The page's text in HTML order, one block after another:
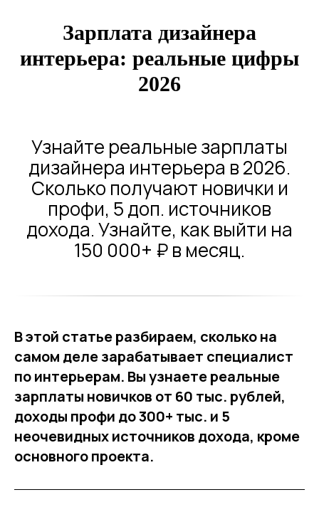
Зарплата дизайнера
интерьера: реальные цифры
2026
Узнайте реальные зарплаты
дизайнера интерьера в 2026.
Сколько получают новички и
профи, 5 доп. источников
дохода. Узнайте, как выйти на
150 000+ ₽ в месяц.
В этой статье разбираем, сколько на
самом деле зарабатывает специалист
по интерьерам. Вы узнаете реальные
зарплаты новичков от 60 тыс. рублей,
доходы профи до 300+ тыс. и 5
неочевидных источников дохода, кроме
основного проекта.